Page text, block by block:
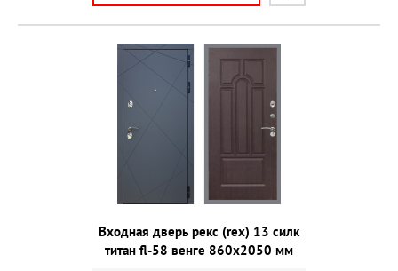
Входная дверь рекс (rex) 13 силк
титан fl-58 венге 860х2050 мм